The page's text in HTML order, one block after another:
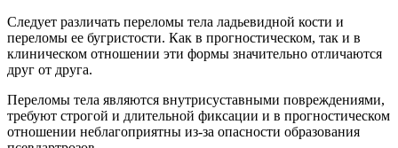
Следует различать переломы тела ладьевидной кости и
переломы ее бугристости. Как в прогностическом, так и в
клиническом отношении эти формы значительно отличаются
друг от друга.
Переломы тела являются внутрисуставными повреждениями,
требуют строгой и длительной фиксации и в прогностическом
отношении неблагоприятны из-за опасности образования